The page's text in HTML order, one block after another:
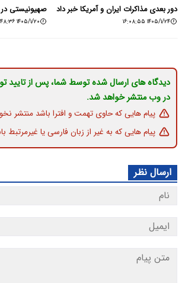
دور بعدی مذاکرات ایران و آمریکا خبر داد
۱۴۰۵/۱/۲۴ ۱۶:۰۸:۵۵
صهیونیستی در
۱۴۰۵/۱/۲۰ ۲۱:۴۸:۳۶
دیدگاه های ارسال شده توسط شما، پس از تایید
در وب منتشر خواهد شد.
پیام هایی که حاوی تهمت و افترا باشد منتشر
پیام هایی که به غیر از زبان فارسی یا
ارسال نظر